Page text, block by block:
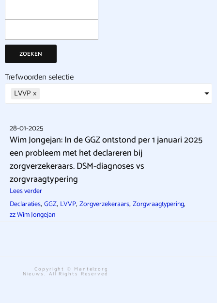
ZOEKEN
Trefwoorden selectie
LVVP ×
28-01-2025
Wim Jongejan: In de GGZ ontstond per 1 januari 2025
een probleem met het declareren bij
zorgverzekeraars. DSM-diagnoses vs
zorgvraagtypering
Lees verder
Declaraties, GGZ, LVVP, Zorgverzekeraars, Zorgvraagtypering,
zz Wim Jongejan
Copyright © Mantelzorg
Nieuws. All Rights Reserved